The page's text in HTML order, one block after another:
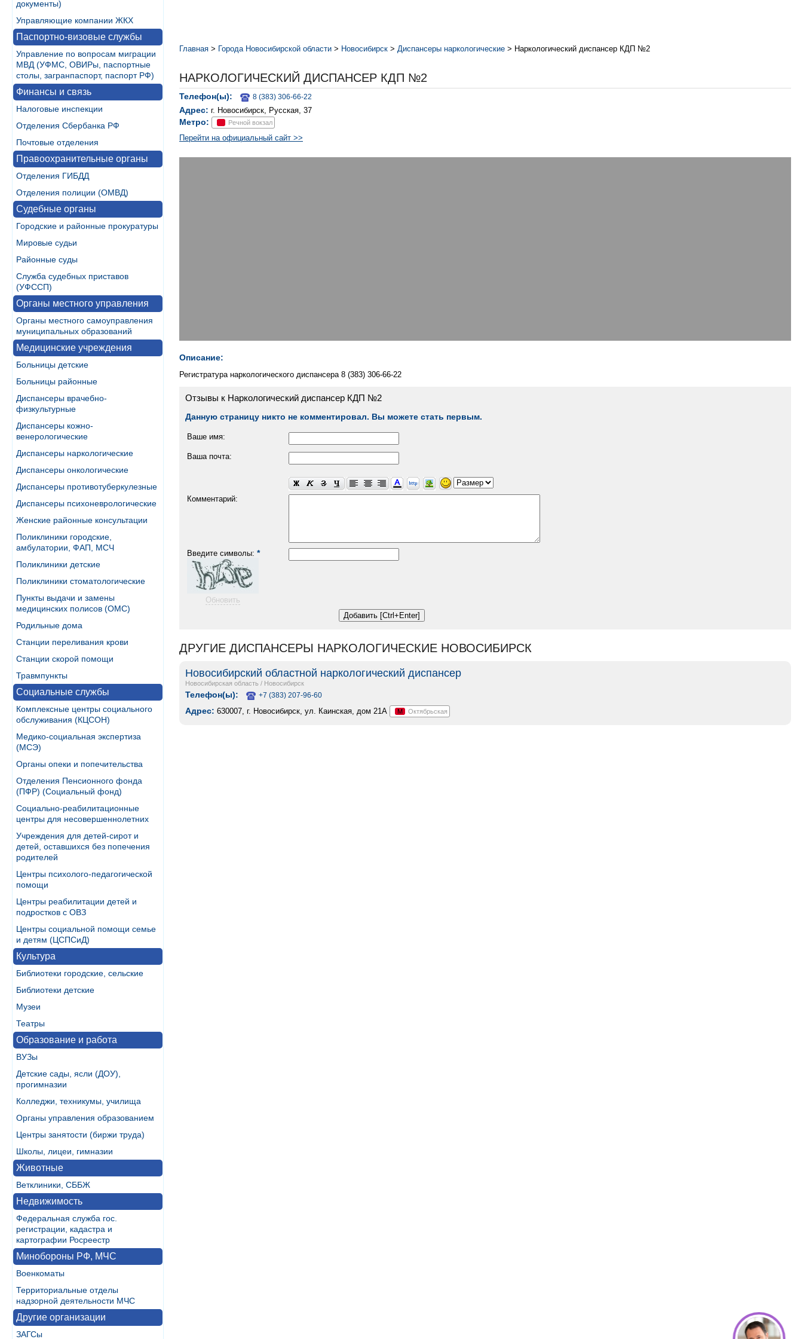
документы)
Управляющие компании ЖКХ
Паспортно-визовые службы
Управление по вопросам миграции
МВД (УФМС, ОВИРы, паспортные
столы, загранпаспорт, паспорт РФ)
Финансы и связь
Налоговые инспекции
Отделения Сбербанка РФ
Почтовые отделения
Правоохранительные органы
Отделения ГИБДД
Отделения полиции (ОМВД)
Судебные органы
Городские и районные прокуратуры
Мировые судьи
Районные суды
Служба судебных приставов
(УФССП)
Органы местного управления
Органы местного самоуправления
муниципальных образований
Медицинские учреждения
Больницы детские
Больницы районные
Диспансеры врачебно-
физкультурные
Диспансеры кожно-
венерологические
Диспансеры наркологические
Диспансеры онкологические
Диспансеры противотуберкулезные
Диспансеры психоневрологические
Женские районные консультации
Поликлиники городские,
амбулатории, ФАП, МСЧ
Поликлиники детские
Поликлиники стоматологические
Пункты выдачи и замены
медицинских полисов (ОМС)
Родильные дома
Станции переливания крови
Станции скорой помощи
Травмпункты
Социальные службы
Комплексные центры социального
обслуживания (КЦСОН)
Медико-социальная экспертиза
(МСЭ)
Органы опеки и попечительства
Отделения Пенсионного фонда
(ПФР) (Социальный фонд)
Социально-реабилитационные
центры для несовершеннолетних
Учреждения для детей-сирот и
детей, оставшихся без попечения
родителей
Центры психолого-педагогической
помощи
Центры реабилитации детей и
подростков с ОВЗ
Центры социальной помощи семье
и детям (ЦСПСиД)
Культура
Библиотеки городские, сельские
Библиотеки детские
Музеи
Театры
Образование и работа
ВУЗы
Детские сады, ясли (ДОУ),
прогимназии
Колледжи, техникумы, училища
Органы управления образованием
Центры занятости (биржи труда)
Школы, лицеи, гимназии
Животные
Ветклиники, СББЖ
Недвижимость
Федеральная служба гос.
регистрации, кадастра и
картографии Росреестр
Минобороны РФ, МЧС
Военкоматы
Территориальные отделы
надзорной деятельности МЧС
Другие организации
ЗАГСы
Главная > Города Новосибирской области > Новосибирск > Диспансеры наркологические > Наркологический диспансер КДП №2
НАРКОЛОГИЧЕСКИЙ ДИСПАНСЕР КДП №2
Телефон(ы): 8 (383) 306-66-22
Адрес: г. Новосибирск, Русская, 37
Метро: Речной вокзал
Перейти на официальный сайт >>
Описание:
Регистратура наркологического диспансера 8 (383) 306-66-22
Отзывы к Наркологический диспансер КДП №2
Данную страницу никто не комментировал. Вы можете стать первым.
Ваше имя:
Ваша почта:
Комментарий:
Введите символы: *
Обновить
ДРУГИЕ ДИСПАНСЕРЫ НАРКОЛОГИЧЕСКИЕ НОВОСИБИРСК
Новосибирский областной наркологический диспансер
Новосибирская область / Новосибирск
Телефон(ы): +7 (383) 207-96-60
Адрес: 630007, г. Новосибирск, ул. Каинская, дом 21А М Октябрьская